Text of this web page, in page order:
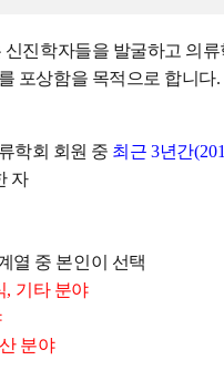
진학자들을 발굴하고 의
포상함을 목적으로 합니다.
학회 회원 중 최근 3년간
자
열 중 본인이 선택
, 기타 분야
분야